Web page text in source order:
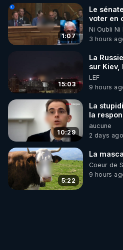
1:07
Le
voter en
l'outrage
Anthony
Ni Oubli Ni
3 hours
15:03
La
sur
faiblesse
LEF
9 hours
10:29
La
la
carbone.
aucune
2 days ago
5:22
La
Coeur de
9 hours